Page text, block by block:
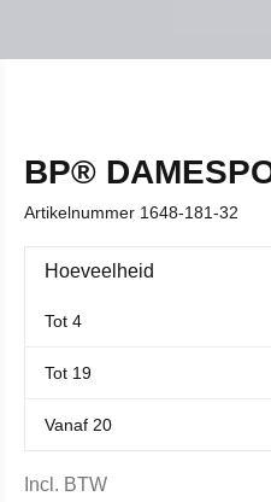
BP®
Artikelnummer 1648-181-32
Hoeveelheid
Tot 4
Tot 19
Vanaf 20
Incl. BTW